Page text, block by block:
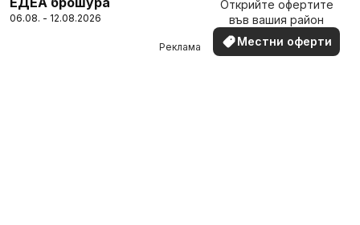
06.08. - 12.08.2026
наблизо
Открийте офертите
във вашия район
Местни оферти
Реклама